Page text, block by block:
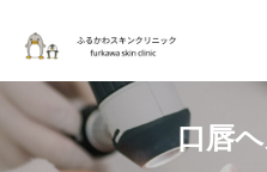
口唇
WEB予約